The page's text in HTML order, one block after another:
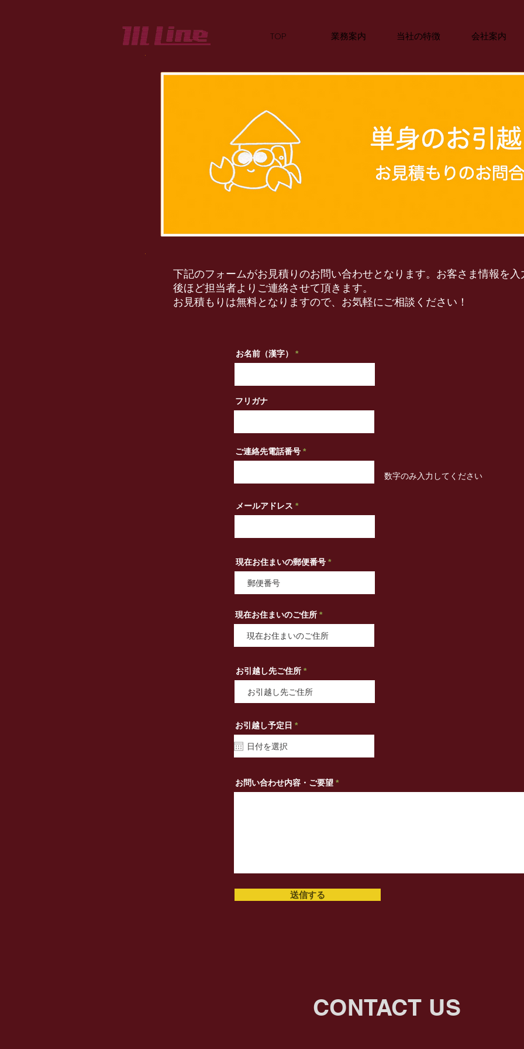
TOP 業務案内 当社の特徴 会社案内
下記のフォームがお見積りのお問い合わせとなります。お客さま情報を入
後ほど担当者よりご連絡させて頂きます。
お見積もりは無料となりますので、お気軽にご相談ください！
お名前（漢字）
フリガナ
ご連絡先電話番号
​数字のみ入力してください
メールアドレス
現在お住まいの郵便番号
現在お住まいのご住所
お引越し先ご住所
お引越し予定日 *r
e
i
d
お問い合わせ内容・ご要望
送信する
CONTACT US